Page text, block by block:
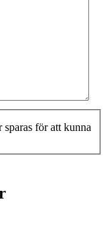
för att kunna